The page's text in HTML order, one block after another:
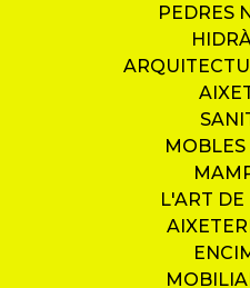
PEDRES
L'ART